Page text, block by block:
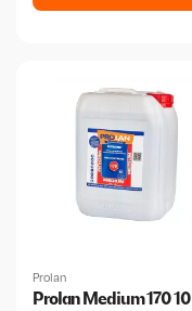
Prolan
Prolan Medium 170 10